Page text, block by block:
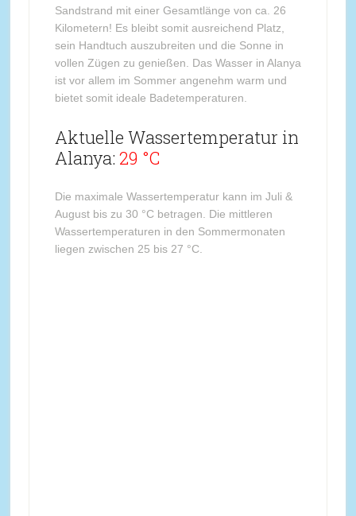
Sandstrand mit einer Gesamtlänge von ca. 26
Kilometern! Es bleibt somit ausreichend Platz,
sein Handtuch auszubreiten und die Sonne in
vollen Zügen zu genießen. Das Wasser in Alanya
ist vor allem im Sommer angenehm warm und
bietet somit ideale Badetemperaturen.
Aktuelle Wassertemperatur in
Alanya: 29 °C
Die maximale Wassertemperatur kann im Juli &
August bis zu 30 °C betragen. Die mittleren
Wassertemperaturen in den Sommermonaten
liegen zwischen 25 bis 27 °C.